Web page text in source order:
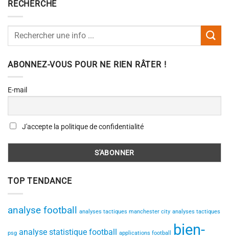
RECHERCHE
ABONNEZ-VOUS POUR NE RIEN RÂTER !
E-mail
J'accepte la politique de confidentialité
TOP TENDANCE
analyse football analyses tactiques manchester city analyses tactiques
psg analyse statistique football applications football
bien-